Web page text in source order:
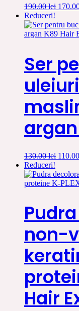
190.00lei Prețul
a
fost:
Reduceri!
Ser
130.00lei Prețul
a
fost:
110.00
Reduceri!
non-
Hair